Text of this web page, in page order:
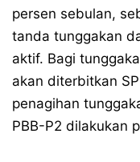
persen sebulan,
tanda tunggakan
aktif. Bagi
akan diterbitkan
penagihan
PBB-P2 dilakukan